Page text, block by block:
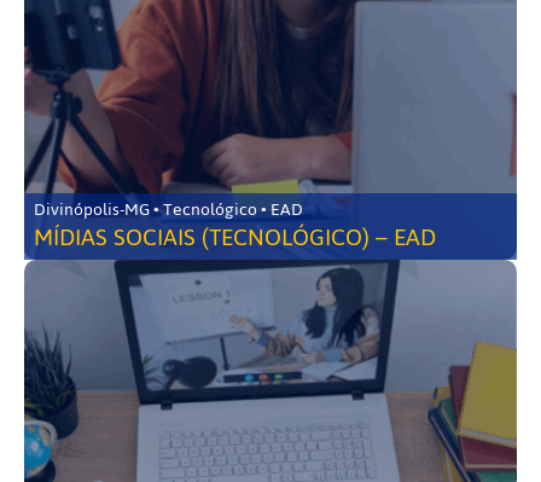
Divinópolis-MG • Tecnológico • EAD
MÍDIAS SOCIAIS (TECNOLÓGICO) – EAD